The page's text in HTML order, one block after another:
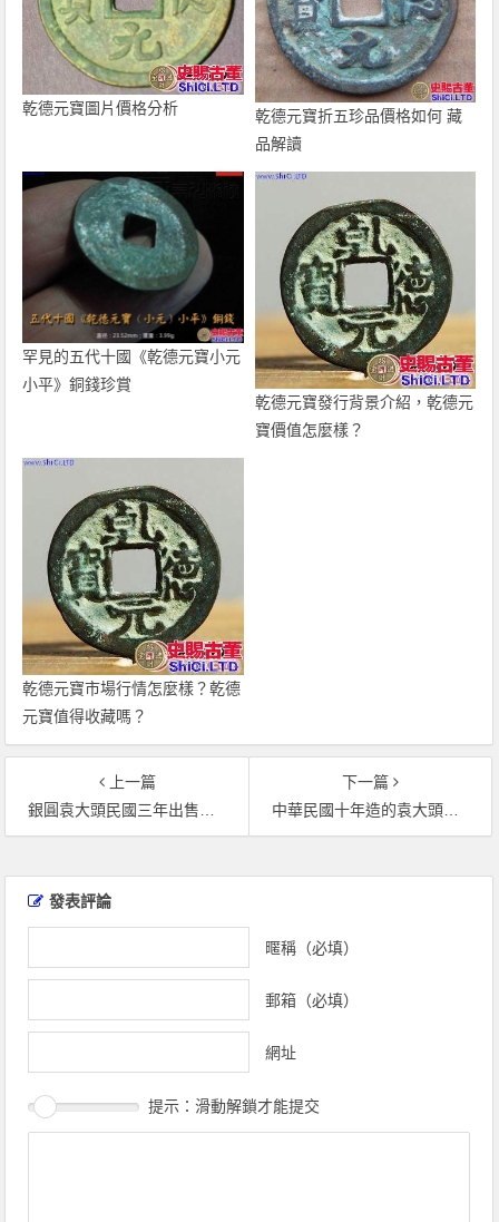
乾德元寶圖片價格分析
乾德元寶折五珍品價格如何 藏
品解讀
罕見的五代十國《乾德元寶小元
小平》銅錢珍賞
乾德元寶發行背景介紹，乾德元
寶價值怎麼樣？
乾德元寶市場行情怎麼樣？乾德
元寶值得收藏嗎？
上一篇
銀圓袁大頭民國三年出售價 銀圓袁大頭民國三年值多少錢
下一篇
中華民國十年造的袁大頭值多少錢 中華民國十年造一元袁大頭
發表評論
暱稱（必填）
郵箱（必填）
網址
提示：滑動解鎖才能提交